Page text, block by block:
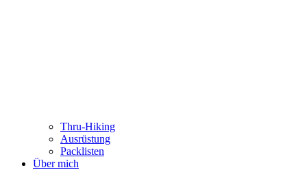
Thru-Hiking
Ausrüstung
Packlisten
Über mich